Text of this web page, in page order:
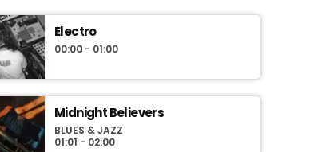
Electro
00:00 - 01:00
Midnight Believers
BLUES & JAZZ
01:01 - 02:00